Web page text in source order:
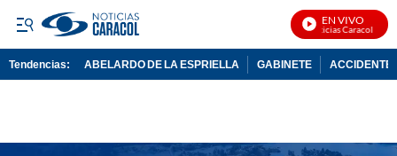
EN VIVO
Noticias Caracol En
Tendencias: ABELARDO DE LA ESPRIELLA GABINETE ACCIDENTE